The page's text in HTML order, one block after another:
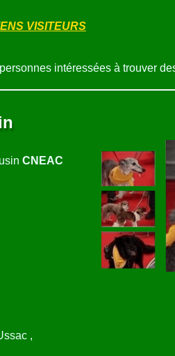
VISITEURS
intéressées à trouver
CNEAC
,